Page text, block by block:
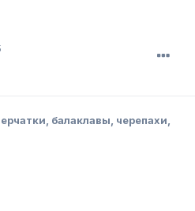
балаклавы, черепахи,